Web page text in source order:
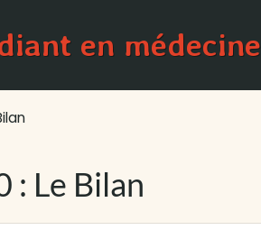
en médecine
: Le Bilan